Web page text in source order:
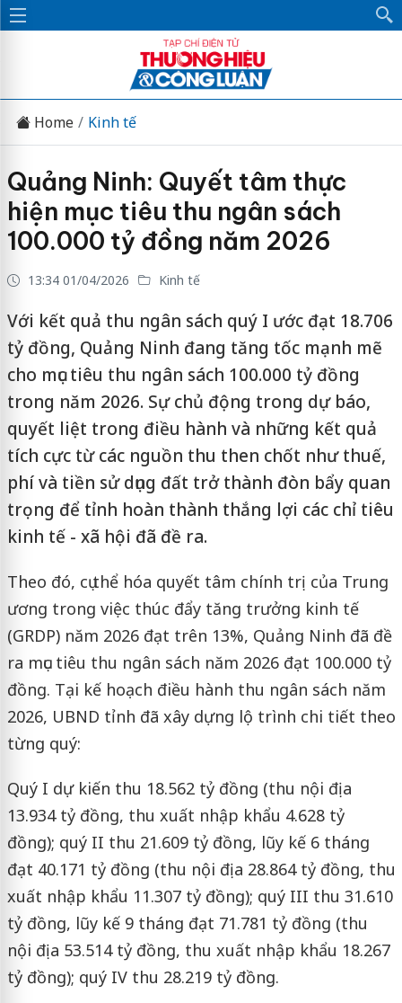
Home Kinh tế
Quảng Ninh: Quyết tâm thực
hiện mục tiêu thu ngân sách
100.000 tỷ đồng năm 2026
13:34 01/04/2026 Kinh tế
Với kết quả thu ngân sách quý I ước đạt 18.706
tỷ đồng, Quảng Ninh đang tăng tốc mạnh mẽ
cho mục tiêu thu ngân sách 100.000 tỷ đồng
trong năm 2026. Sự chủ động trong dự báo,
quyết liệt trong điều hành và những kết quả
tích cực từ các nguồn thu then chốt như thuế,
phí và tiền sử dụng đất trở thành đòn bẩy quan
trọng để tỉnh hoàn thành thắng lợi các chỉ tiêu
kinh tế - xã hội đã đề ra.
Theo đó, cụ thể hóa quyết tâm chính trị của Trung
ương trong việc thúc đẩy tăng trưởng kinh tế
(GRDP) năm 2026 đạt trên 13%, Quảng Ninh đã đề
ra mục tiêu thu ngân sách năm 2026 đạt 100.000 tỷ
đồng. Tại kế hoạch điều hành thu ngân sách năm
2026, UBND tỉnh đã xây dựng lộ trình chi tiết theo
từng quý:
Quý I dự kiến thu 18.562 tỷ đồng (thu nội địa
13.934 tỷ đồng, thu xuất nhập khẩu 4.628 tỷ
đồng); quý II thu 21.609 tỷ đồng, lũy kế 6 tháng
đạt 40.171 tỷ đồng (thu nội địa 28.864 tỷ đồng, thu
xuất nhập khẩu 11.307 tỷ đồng); quý III thu 31.610
tỷ đồng, lũy kế 9 tháng đạt 71.781 tỷ đồng (thu
nội địa 53.514 tỷ đồng, thu xuất nhập khẩu 18.267
tỷ đồng); quý IV thu 28.219 tỷ đồng.